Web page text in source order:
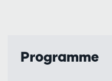
Programme